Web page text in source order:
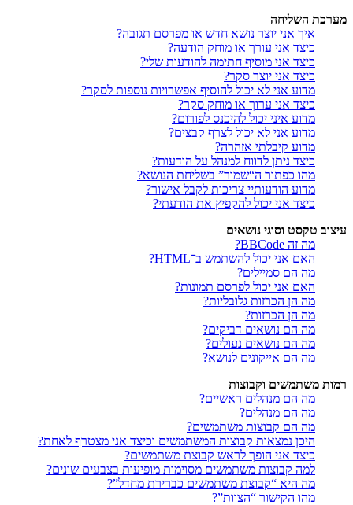
מערכת השליחה
איך אני יוצר נושא חדש או מפרסם תגובה?
כיצד אני עורך או מוחק הודעה?
כיצד אני מוסיף חתימה להודעות שלי?
כיצד אני יוצר סקר?
מדוע אני לא יכול להוסיף אפשרויות נוספות לסקר?
כיצד אני ערוך או מוחק סקר?
מדוע איני יכול להיכנס לפורום?
מדוע אני לא יכול לצרף קבצים?
מדוע קיבלתי אזהרה?
כיצד ניתן לדווח למנהל על הודעות?
מהו כפתור ה“שמור” בשליחת הנושא?
מדוע הודעותיי צריכות לקבל אישור?
כיצד אני יכול להקפיץ את הודעתי?
עיצוב טקסט וסוגי נושאים
מה זה BBCode?
האם אני יכול להשתמש ב־HTML?
מה הם סמיילים?
האם אני יכול לפרסם תמונות?
מה הן הכרזות גלובליות?
מה הן הכרזות?
מה הם נושאים דביקים?
מה הם נושאים נעולים?
מה הם אייקונים לנושא?
רמות משתמשים וקבוצות
מה הם מנהלים ראשיים?
מה הם מנהלים?
מה הם קבוצות משתמשים?
היכן נמצאות קבוצות המשתמשים וכיצד אני מצטרף לאחת?
כיצד אני הופך לראש קבוצת משתמשים?
למה קבוצות משתמשים מסוימות מופיעות בצבעים שונים?
מה היא “קבוצת משתמשים כברירת מחדל”?
מהו הקישור “הצוות”?